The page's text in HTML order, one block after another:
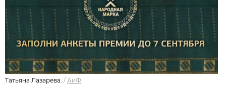
Татьяна Лазарева. /АиФ